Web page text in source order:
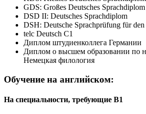
GDS: Großes Deutsches Sprachdiplom
DSD II: Deutsches Sprachdiplom
DSH: Deutsche Sprachprüfung für
telc Deutsch C1
Диплом штудиенколлега Германии
Диплом о высшем образовании по
Немецкая филология
Обучение на английском:
На специальности, требующие В1